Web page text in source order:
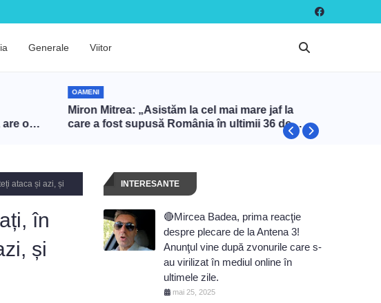
Generale Viitor
o
OAMENI
Miron Mitrea: „Asistăm la cel mai mare jaf la
care a fost supusă România în ultimii 36 de
ataca și azi, și
în
și
INTERESANTE
🔴Mircea Badea, prima reacţie
despre plecare de la Antena 3!
Anunţul vine după zvonurile care s-
au virilizat în mediul online în
ultimele zile.
mai 25, 2025